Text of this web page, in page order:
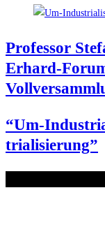
Pro­fes­sor
Erhard-
“Um-
tria­li­sie­rung”